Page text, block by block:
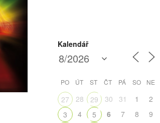
Kalendář
PO ÚT ST ČT PÁ SO NE
27 28 29 30 31 1
2
3
4 5 6 7 8
9